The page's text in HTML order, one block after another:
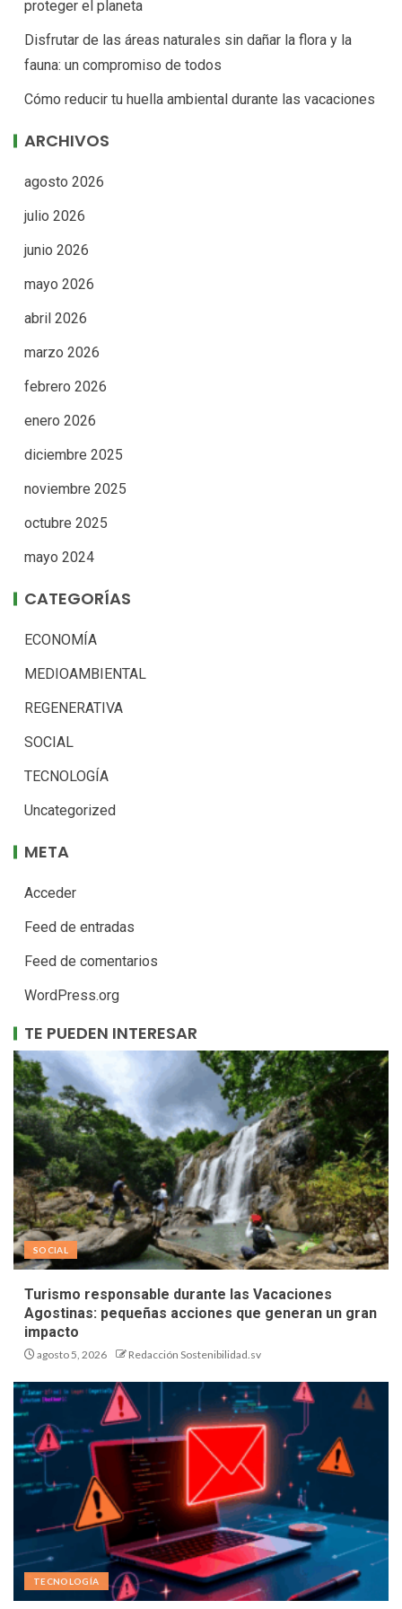
proteger el planeta
Disfrutar de las áreas naturales sin dañar la flora y la
fauna: un compromiso de todos
Cómo reducir tu huella ambiental durante las vacaciones
ARCHIVOS
agosto 2026
julio 2026
junio 2026
mayo 2026
abril 2026
marzo 2026
febrero 2026
enero 2026
diciembre 2025
noviembre 2025
octubre 2025
mayo 2024
CATEGORÍAS
ECONOMÍA
MEDIOAMBIENTAL
REGENERATIVA
SOCIAL
TECNOLOGÍA
Uncategorized
META
Acceder
Feed de entradas
Feed de comentarios
WordPress.org
TE PUEDEN INTERESAR
SOCIAL
Turismo responsable durante las Vacaciones
Agostinas: pequeñas acciones que generan un gran
impacto
agosto 5, 2026 Redacción Sostenibilidad.sv
TECNOLOGÍA